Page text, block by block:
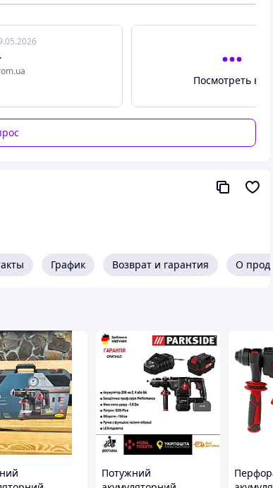
Посмотреть все
График Возврат и гарантия О
Потужний